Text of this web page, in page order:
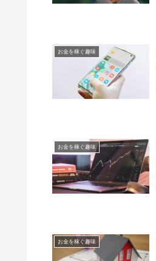
お金を稼ぐ趣味
お金を稼ぐ趣味
お金を稼ぐ趣味